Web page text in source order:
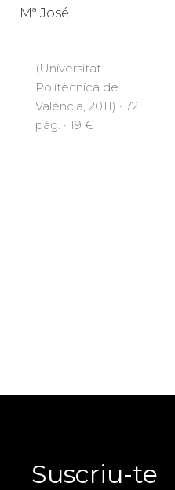
Mª José
(Universitat
Politècnica de
València, 2011) · 72
pàg. · 19 €
Suscriu-te